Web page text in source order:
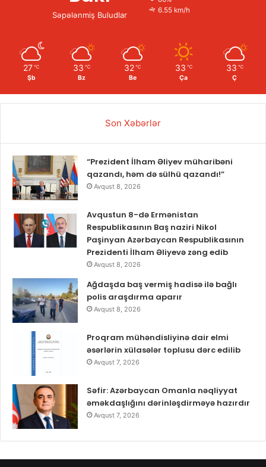
Səpələnmiş Buludlar
6.55 km/h
27 ℃
Şb
33 ℃
Bz
32 ℃
Be
33 ℃
Ça
33 ℃
Ç
Son Xəbərlər
“Prezident İlham Əliyev müharibəni
qazandı, həm də sülhü qazandı!”
Avqust 8, 2026
Avqustun 8-də Ermənistan
Respublikasının Baş naziri Nikol
Paşinyan Azərbaycan Respublikasının
Prezidenti İlham Əliyevə zəng edib
Avqust 8, 2026
Ağdaşda baş vermiş hadisə ilə bağlı
polis araşdırma aparır
Avqust 8, 2026
Proqram mühəndisliyinə dair elmi
əsərlərin xülasələr toplusu dərc edilib
Avqust 7, 2026
Səfir: Azərbaycan Omanla nəqliyyat
əməkdaşlığını dərinləşdirməyə hazırdır
Avqust 7, 2026